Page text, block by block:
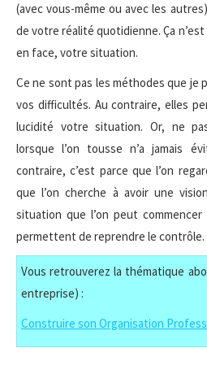
(avec vous-même ou avec les
de votre réalité quotidienne. Ça
en face, votre situation.
Ce ne sont pas les méthodes que je
vos difficultés. Au contraire, elles
lucidité votre situation. Or, ne
lorsque l’on tousse n’a jamais
contraire, c’est parce que l’on
que l’on cherche à avoir une
situation que l’on peut
permettent de reprendre le contrôle.
Vous retrouverez la thématique
entreprise) :
Construire son Organisation